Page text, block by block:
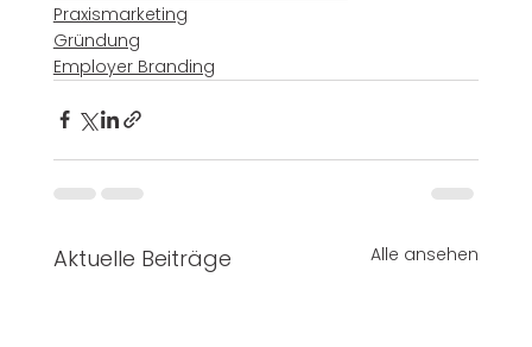
Praxismarketing
Gründung
Employer Branding
Aktuelle Beiträge Alle ansehen